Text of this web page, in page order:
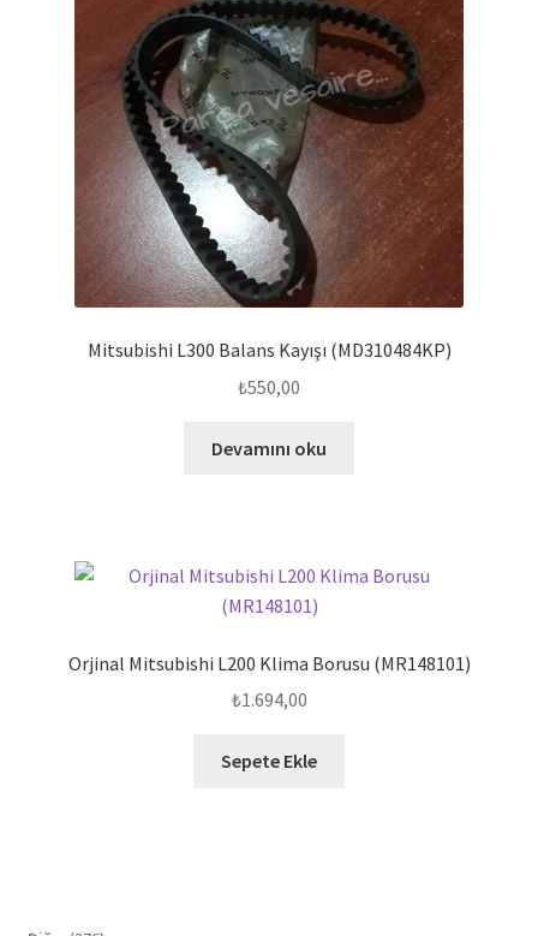
Mitsubishi L300 Balans Kayışı (MD310484KP)
₺550,00
Devamını oku
Orjinal Mitsubishi L200 Klima Borusu (MR148101)
₺1.694,00
Sepete Ekle